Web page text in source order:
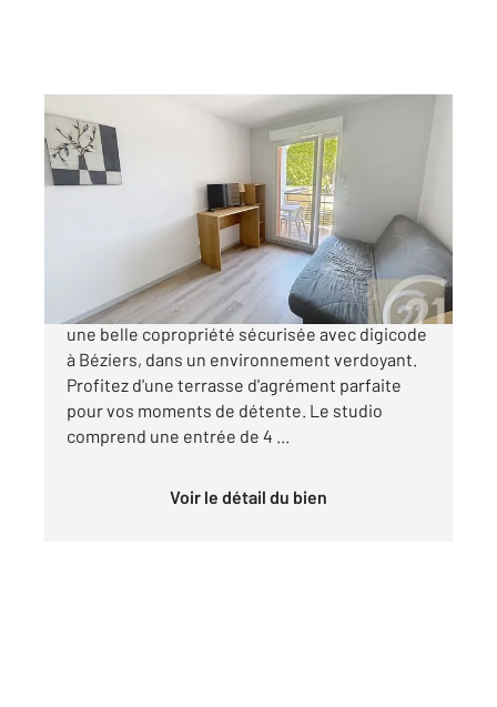
BEZIERS 34
18,63 m
Ref : 638
Appartement Studio à vendre
60 500 €
Découvrez ce studio de 18,63 m², situé dans
une belle copropriété sécurisée avec digicode
à Béziers, dans un environnement verdoyant.
Profitez d'une terrasse d'agrément parfaite
pour vos moments de détente. Le studio
comprend une entrée de 4 ...
Voir le détail du bien